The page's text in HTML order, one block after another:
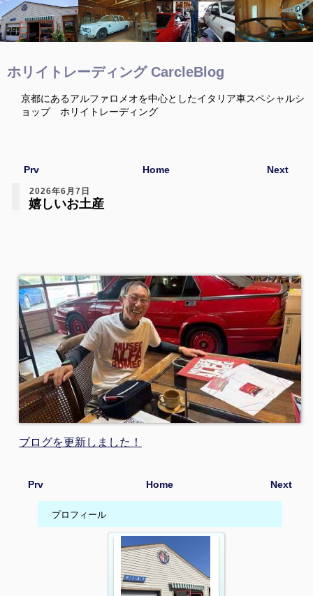
ホリイトレーディング CarcleBlog
京都にあるアルファロメオを中心としたイタリア車スペシャルシ
ョップ ホリイトレーディング
Next
Prv Home
2026年6月7日
嬉しいお土産
ブログを更新しました！
Prv Next
Home
プロフィール